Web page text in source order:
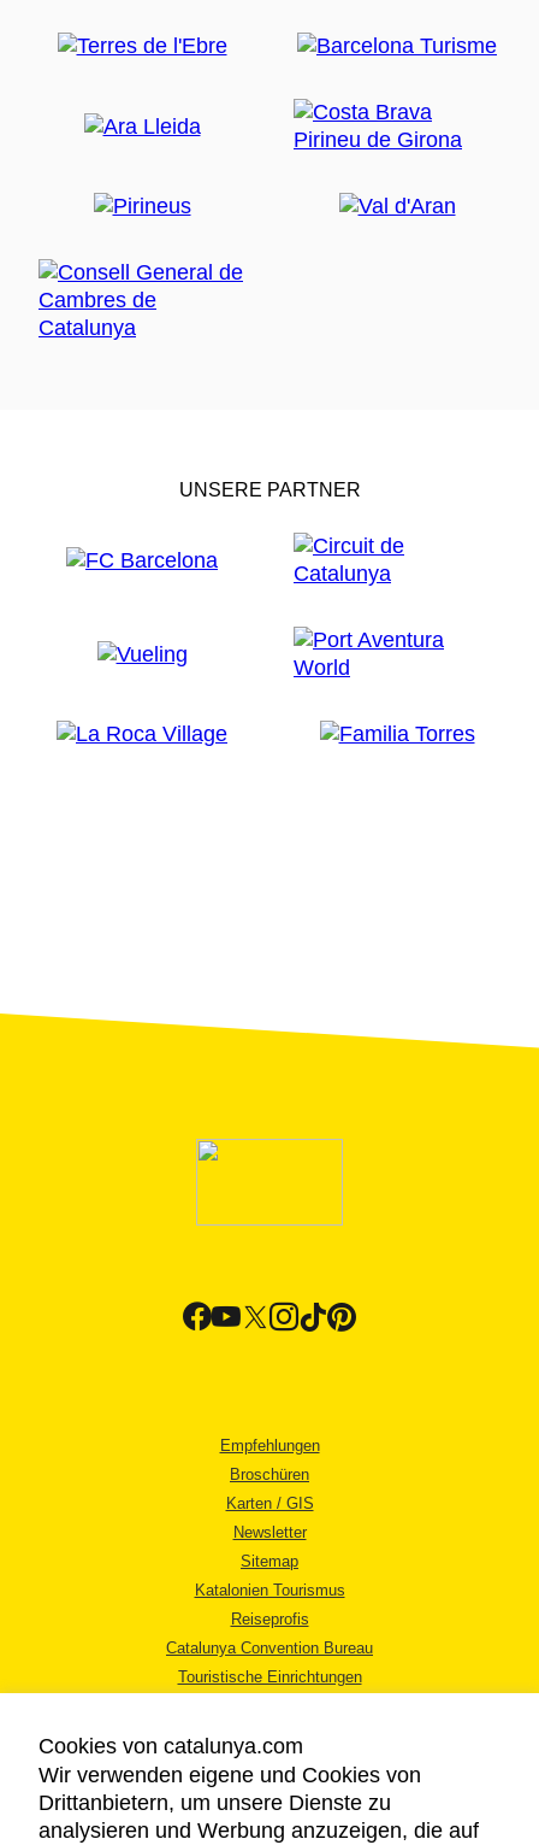
UNSERE PARTNER
Empfehlungen
Broschüren
Karten / GIS
Newsletter
Sitemap
Katalonien Tourismus
Reiseprofis
Catalunya Convention Bureau
Touristische Einrichtungen
Cookies von catalunya.com
Wir verwenden eigene und Cookies von
Drittanbietern, um unsere Dienste zu
analysieren und Werbung anzuzeigen, die auf